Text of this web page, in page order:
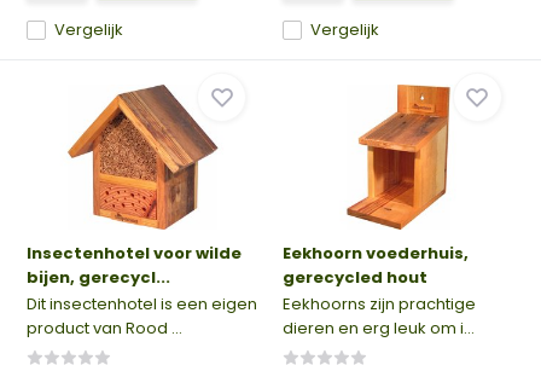
Vergelijk Vergelijk
Insectenhotel voor wilde
bijen, gerecycl...
Dit insectenhotel is een eigen
product van Rood ...
Eekhoorn voederhuis,
gerecycled hout
Eekhoorns zijn prachtige
dieren en erg leuk om i...